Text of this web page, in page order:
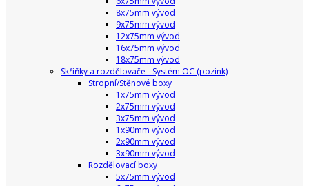
8x75mm vývod
9x75mm vývod
12x75mm vývod
16x75mm vývod
18x75mm vývod
Skříňky a rozdělovače - Systém OC (pozink)
Stropní/Stěnové boxy
1x75mm vývod
2x75mm vývod
3x75mm vývod
1x90mm vývod
2x90mm vývod
3x90mm vývod
Rozdělovací boxy
5x75mm vývod